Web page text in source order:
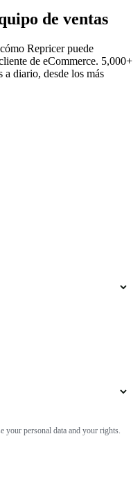
de ventas
Repricer puede
de eCommerce. 5,000+
a diario, desde los más
your personal data and your rights.